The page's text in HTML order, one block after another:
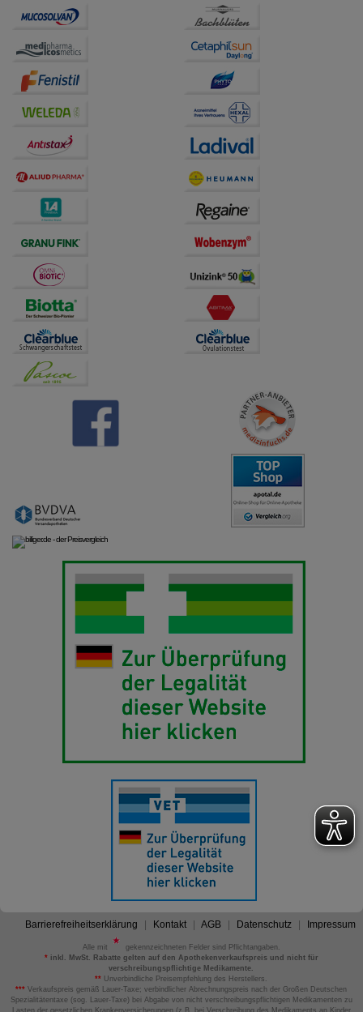
Besuchers oder unsere Seite an bevorzugte
Verhaltensweisen (z.B. Spracheinstellung)
anzupassen. Komfort-Cookies ermöglichen es uns
auch auf Ihre Bedürfnisse zugeschrittene Inhalte
anzuzeigen und unser Partnerprogramm zu
betreiben.
Statistik & Tracking:
Hierüber lassen sich
Informationen über die Art und Weise der Nutzung
unserer Website sammeln, mit deren Hilfe wir unsere
auf unserer Website aber auch die Werbung auf
Drittseiten möglichst relevant für Sie zu gestalten.
Bitte beachten Sie, dass Daten hierfür teilweise an
Dritte wie z.B. Google oder soziale Medien
Barrierefreiheitserklärung Kontakt AGB Datenschutz Impressum
Alle mit
gekennzeichneten Felder sind Pflichtangaben.
*inkl. MwSt. Rabatte gelten auf den Apothekenverkaufspreis und nicht für
verschreibungspflichtige Medikamente.
** Unverbindliche Preisempfehlung des Herstellers.
*** Verkaufspreis gemäß Lauer-Taxe; verbindlicher Abrechnungspreis nach der Großen Deutschen
Spezialitätentaxe (sog. Lauer-Taxe) bei Abgabe von nicht verschreibungspflichtigen Medikamenten zu
Lasten der gesetzlichen Krankenversicherungen (z.B. bei Verschreibung des Medikaments an Kinder